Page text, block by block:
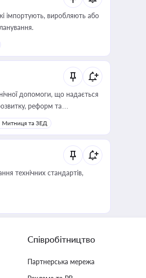
імпортують, виробляють або
допомоги, що надається
реформ та
Митниця та ЗЕД
технічних стандартів,
Співробітництво
Партнерська мережа